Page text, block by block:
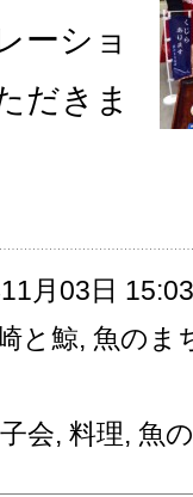
ーショ
だきま
月03日 15:03
と鯨, 魚のま
会, 料理, 魚